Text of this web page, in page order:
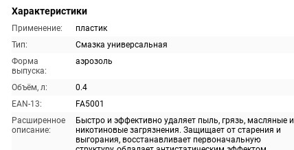
Характеристики
Применение:
пластик
Тип:
Смазка универсальная
Форма
выпуска:
аэрозоль
Объём, л:
0.4
EAN-13:
FA5001
Расширенное
описание:
Быстро и эффективно удаляет пыль, грязь, масляные и
никотиновые загрязнения. Защищает от старения и
выгорания, восстанавливает первоначальную